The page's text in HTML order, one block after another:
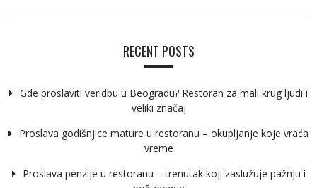
RECENT POSTS
Gde proslaviti veridbu u Beogradu? Restoran za mali krug ljudi i
veliki značaj
Proslava godišnjice mature u restoranu – okupljanje koje vraća
vreme
Proslava penzije u restoranu – trenutak koji zaslužuje pažnju i